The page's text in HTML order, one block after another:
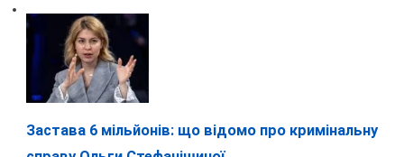
Застава 6 мільйонів: що відомо про кримінальну